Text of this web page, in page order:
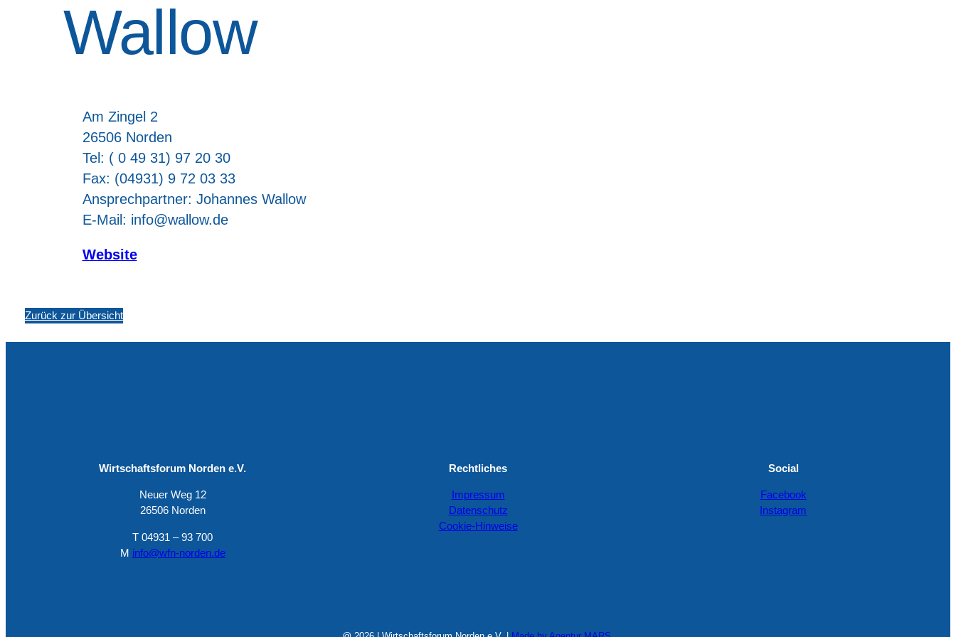
Wallow
Am Zingel 2
26506 Norden
Tel: ( 0 49 31) 97 20 30
Fax: (04931) 9 72 03 33
Ansprechpartner: Johannes Wallow
E-Mail: info@wallow.de
Website
Zurück zur Übersicht
Wirtschaftsforum Norden e.V.
Neuer Weg 12
26506 Norden
T 04931 – 93 700
M info@wfn-norden.de
Rechtliches
Impressum
Datenschutz
Cookie-Hinweise
Social
Facebook
Instagram